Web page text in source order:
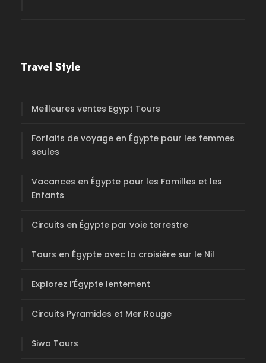
Travel Style
Meilleures ventes Egypt Tours
Forfaits de voyage en Égypte pour les femmes
seules
Vacances en Égypte pour les Familles et les
Enfants
Circuits en Égypte par voie terrestre
Tours en Égypte avec la croisière sur le Nil
Explorez l’Égypte lentement
Circuits Pyramides et Mer Rouge
Siwa Tours